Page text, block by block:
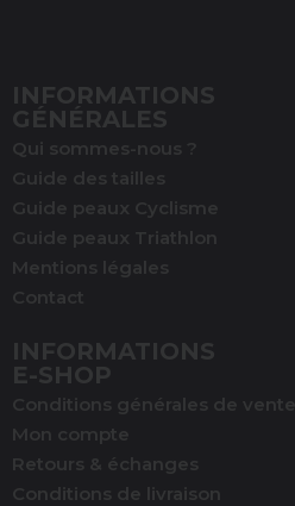
INFORMATIONS
GÉNÉRALES
Qui sommes-nous ?
Guide des tailles
Guide peaux Cyclisme
Guide peaux Triathlon
Mentions légales
Contact
INFORMATIONS
E-SHOP
Conditions générales de vente
Mon compte
Retours & échanges
Conditions de livraison